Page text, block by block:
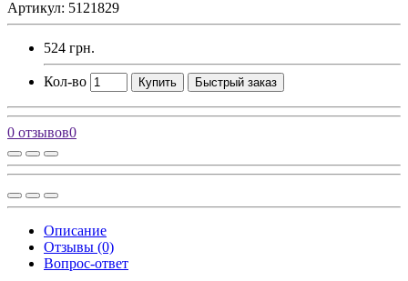
Артикул: 5121829
524 грн.
Кол-во Купить Быстрый заказ
0 отзывов0
Описание
Отзывы (0)
Вопрос-ответ